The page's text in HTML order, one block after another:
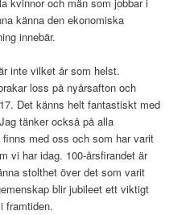
känna den ekonomiska
innebär.
inte vilket år som helst.
loss på nyårsafton och
Det känns helt fantastiskt med
tänker också på alla
med oss och som har varit
vi har idag. 100-årsfirandet är
stolthet över det som varit
blir jubileet ett viktigt
framtiden.